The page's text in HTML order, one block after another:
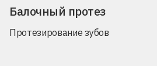
Балочный протез
Протезирование зубов